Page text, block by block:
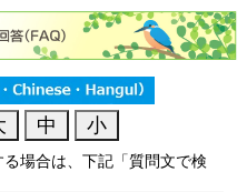
場合は、下記「質問文で検